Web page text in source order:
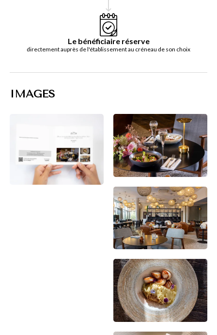
Le bénéficiaire réserve
directement auprès de l'établissement au créneau de son choix
IMAGES